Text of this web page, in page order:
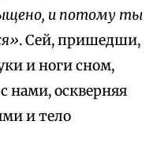
и потому ты
. Сей, пришедши,
и ноги сном,
нами, оскверняя
и тело